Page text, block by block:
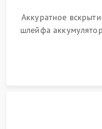
Аккуратное
шлейфа
высохшей